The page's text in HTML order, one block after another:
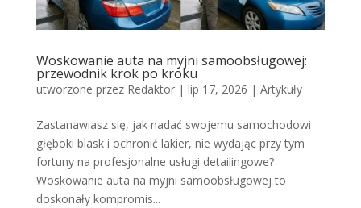
Woskowanie auta na myjni samoobsługowej:
przewodnik krok po kroku
utworzone przez Redaktor| lip 17, 2026 | Artykuły
Zastanawiasz się, jak nadać swojemu samochodowi
głęboki blask i ochronić lakier, nie wydając przy tym
fortuny na profesjonalne usługi detailingowe?
Woskowanie auta na myjni samoobsługowej to
doskonały kompromis...